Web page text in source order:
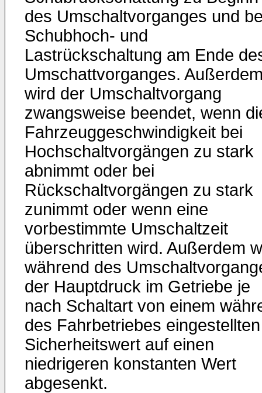
des Umschaltvorganges und
Schubhoch- und
Lastrückschaltung am Ende
Umschattvorganges.
wird der Umschaltvorgang
zwangsweise beendet, wenn
Fahrzeuggeschwindigkeit bei
Hochschaltvorgängen zu stark
abnimmt oder bei
Rückschaltvorgängen zu stark
zunimmt oder wenn eine
vorbestimmte Umschaltzeit
überschritten wird. Außerdem
während des
der Hauptdruck im Getriebe je
nach Schaltart von einem
des Fahrbetriebes eingestellten
Sicherheitswert auf einen
niedrigeren konstanten Wert
abgesenkt.